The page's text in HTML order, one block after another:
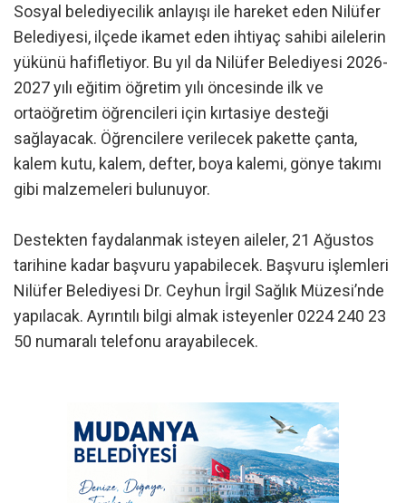
Sosyal belediyecilik anlayışı ile hareket eden Nilüfer
Belediyesi, ilçede ikamet eden ihtiyaç sahibi ailelerin
yükünü hafifletiyor. Bu yıl da Nilüfer Belediyesi 2026-
2027 yılı eğitim öğretim yılı öncesinde ilk ve
ortaöğretim öğrencileri için kırtasiye desteği
sağlayacak. Öğrencilere verilecek pakette çanta,
kalem kutu, kalem, defter, boya kalemi, gönye takımı
gibi malzemeleri bulunuyor.
Destekten faydalanmak isteyen aileler, 21 Ağustos
tarihine kadar başvuru yapabilecek. Başvuru işlemleri
Nilüfer Belediyesi Dr. Ceyhun İrgil Sağlık Müzesi’nde
yapılacak. Ayrıntılı bilgi almak isteyenler 0224 240 23
50 numaralı telefonu arayabilecek.